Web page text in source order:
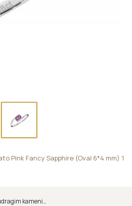
Pink Fancy Sapphire (Oval 6*4 mm) 1
Prsten s poludragim kamenima B297P PFS